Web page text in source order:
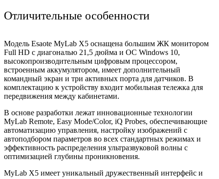
Отличительные особенности
Модель Esaote MyLab X5 оснащена большим ЖК монитором
Full HD с диагональю 21,5 дюйма и ОС Windows 10,
высокопроизводительным цифровым процессором,
встроенным аккумулятором, имеет дополнительный
командный экран и три активных порта для датчиков. В
комплектацию к устройству входит мобильная тележка для
передвижения между кабинетами.
В основе разработки лежат инновационные технологии
MyLab Remote, Easy Mode/Color, iQ Probes, обеспечивающие
автоматизацию управления, настройку изображений с
автоподбором параметров во всех стандартных режимах и
эффективность распределения ультразвуковой волны с
оптимизацией глубины проникновения.
MyLab X5 имеет уникальный дружественный интерфейс и